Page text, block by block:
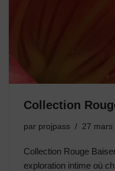
Collection
par projpass 27 mars
Collection Rouge
exploration intime où